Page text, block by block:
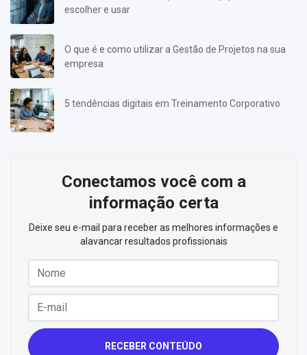
escolher e usar
O que é e como utilizar a Gestão de Projetos na sua
empresa
5 tendências digitais em Treinamento Corporativo
Conectamos você com a
informação certa
Deixe seu e-mail para receber as melhores informações e
alavancar resultados profissionais
RECEBER CONTEÚDO